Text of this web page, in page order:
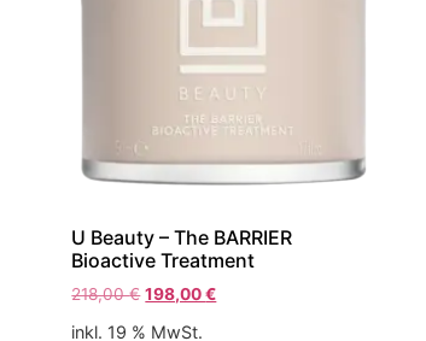
U Beauty – The BARRIER
Bioactive Treatment
218,00€ 198,00€
inkl. 19 % MwSt.